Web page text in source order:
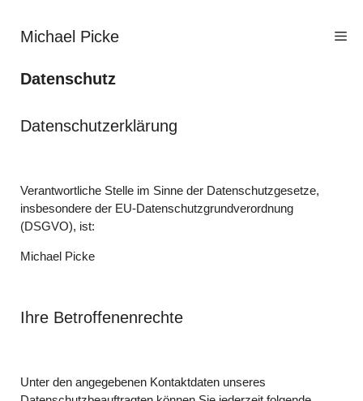
InhaltMichael Picke
Datenschutz
Datenschutzerklärung
Verantwortliche Stelle im Sinne der Datenschutzgesetze,
insbesondere der EU-Datenschutzgrundverordnung
(DSGVO), ist:
Michael Picke
Ihre Betroffenenrechte
Unter den angegebenen Kontaktdaten unseres